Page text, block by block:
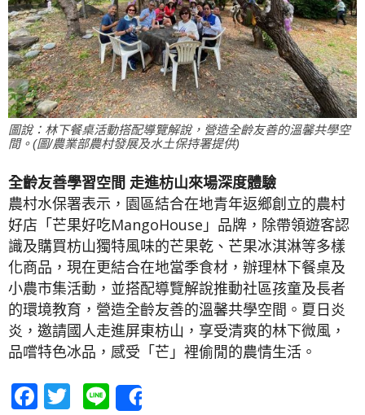
圖說：林下餐桌活動搭配導覽解說，營造全齡友善的溫馨共學空
間。(圖/農業部農村發展及水土保持署提供)
全齡友善學習空間 走進枋山來場深度體驗
​農村水保署表示，園區結合在地青年返鄉創立的農村
好店「芒果好吃MangoHouse」品牌，除帶領遊客認
識及購買枋山獨特風味的芒果乾、芒果冰淇淋等多樣
化商品，現在更結合在地當季食材，辦理林下餐桌及
小農市集活動，並搭配導覽解說推動社區孩童及長者
的環境教育，營造全齡友善的溫馨共學空間。夏日炎
炎，邀請國人走進屏東枋山，享受清爽的林下微風，
品嚐特色冰品，感受「芒」裡偷閒的農情生活。
Facebook
Twitter
Line